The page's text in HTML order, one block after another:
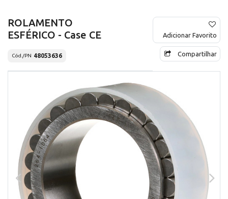
ROLAMENTO
ESFÉRICO - Case CE
Cód./PN 48053636
Adicionar Favorito
Compartilhar